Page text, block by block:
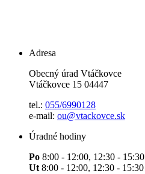
Adresa
Obecný úrad Vtáčkovce
Vtáčkovce 15 04447
tel.: 055/6990128
e-mail: ou@vtackovce.sk
Úradné hodiny
Po 8:00 - 12:00, 12:30 - 15:30
Ut 8:00 - 12:00, 12:30 - 15:30